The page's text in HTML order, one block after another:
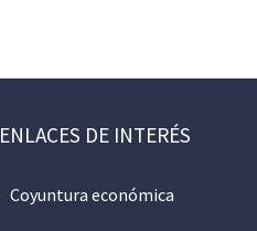
ENLACES DE INTERÉS
Coyuntura económica